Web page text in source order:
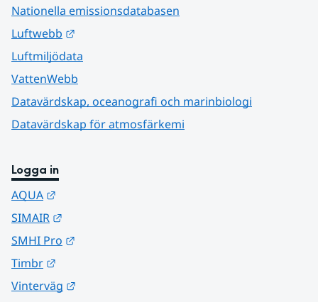
Nationella emissionsdatabasen
Luftwebb
Luftmiljödata
VattenWebb
Datavärdskap, oceanografi och marinbiologi
Datavärdskap för atmosfärkemi
Logga in
AQUA
SIMAIR
SMHI Pro
Timbr
Vinterväg